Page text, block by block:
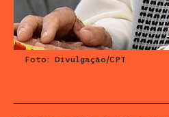
Foto: Divulgação/CPT